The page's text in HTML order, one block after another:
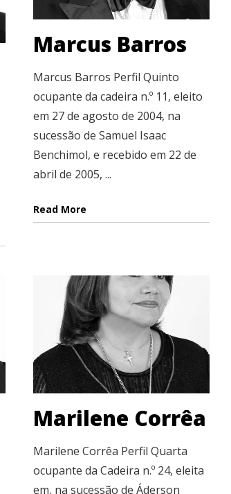
Marcus Barros
Marcus Barros Perfil Quinto
ocupante da cadeira n.º 11, eleito
em 27 de agosto de 2004, na
sucessão de Samuel Isaac
Benchimol, e recebido em 22 de
abril de 2005, ...
Read More
Marilene Corrêa
Marilene Corrêa Perfil Quarta
ocupante da Cadeira n.º 24, eleita
em, na sucessão de Áderson